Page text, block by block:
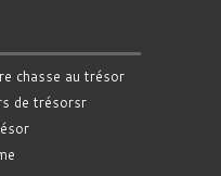
chasse au trésor
de trésorsr